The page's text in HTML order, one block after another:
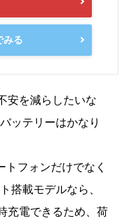
みる
安を減らしたいな
ッテリーはかなり
トフォンだけでなく
搭載モデルなら、
充電できるため、荷